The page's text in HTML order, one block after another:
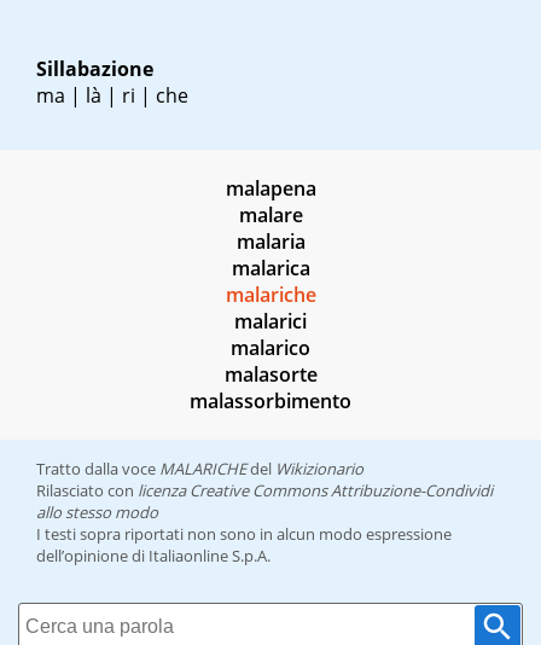
Sillabazione
ma | là | ri | che
malapena
malare
malaria
malarica
malariche
malarici
malarico
malasorte
malassorbimento
Tratto dalla voce MALARICHEdel Wikizionario
Rilasciato con licenza Creative Commons Attribuzione-Condividi
allo stesso modo
I testi sopra riportati non sono in alcun modo espressione
dell’opinione di Italiaonline S.p.A.